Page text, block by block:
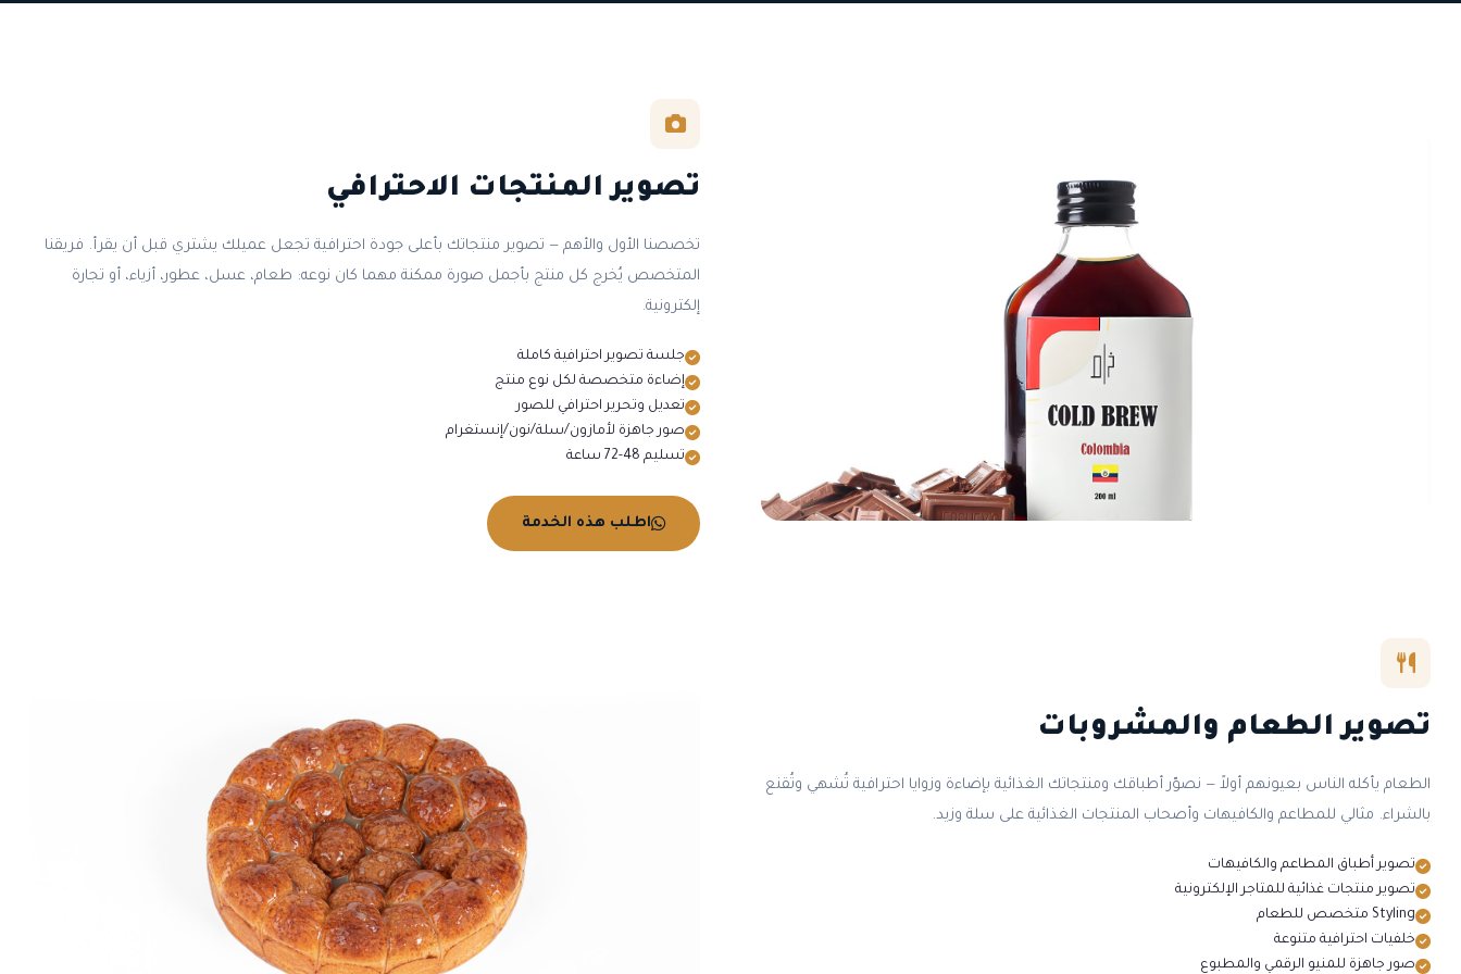
تصوير المنتجات الاحترافي
تخصصنا الأول والأهم — تصوير منتجاتك بأعلى جودة احترافية تجعل عميلك يشتري قبل أن يقرأ. فريقنا
المتخصص يُخرج كل منتج بأجمل صورة ممكنة مهما كان نوعه: طعام، عسل، عطور، أزياء، أو تجارة
إلكترونية.
جلسة تصوير احترافية كاملة
إضاءة متخصصة لكل نوع منتج
تعديل وتحرير احترافي للصور
صور جاهزة لأمازون/سلة/نون/إنستغرام
تسليم 48-72 ساعة
اطلب هذه الخدمة
تصوير الطعام والمشروبات
الطعام يأكله الناس بعيونهم أولاً — نصوّر أطباقك ومنتجاتك الغذائية بإضاءة وزوايا احترافية تُشهي وتُقنع
بالشراء. مثالي للمطاعم والكافيهات وأصحاب المنتجات الغذائية على سلة وزيد.
تصوير أطباق المطاعم والكافيهات
تصوير منتجات غذائية للمتاجر الإلكترونية
Styling متخصص للطعام
خلفيات احترافية متنوعة
صور جاهزة للمنيو الرقمي والمطبوع